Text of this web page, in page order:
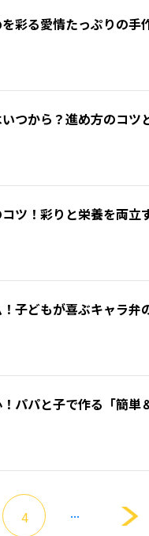
彩る愛情たっぷりの手
つから？進め方のコツ
ツ！彩りと栄養を両立
子どもが喜ぶキャラ弁
パパと子で作る「簡単
4 ...